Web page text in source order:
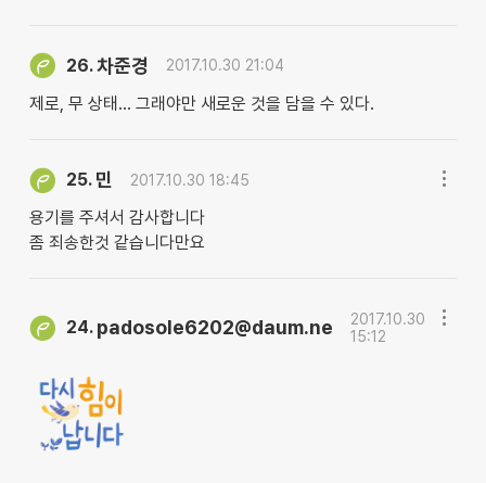
26.차준경 2017.10.30 21:04
제로, 무 상태… 그래야만 새로운 것을 담을 수 있다.
25. 민 2017.10.30 18:45
용기를 주셔서 감사합니다
좀 죄송한것 같습니다만요
24. padosole6202@daum.ne
2017.10.30
15:12